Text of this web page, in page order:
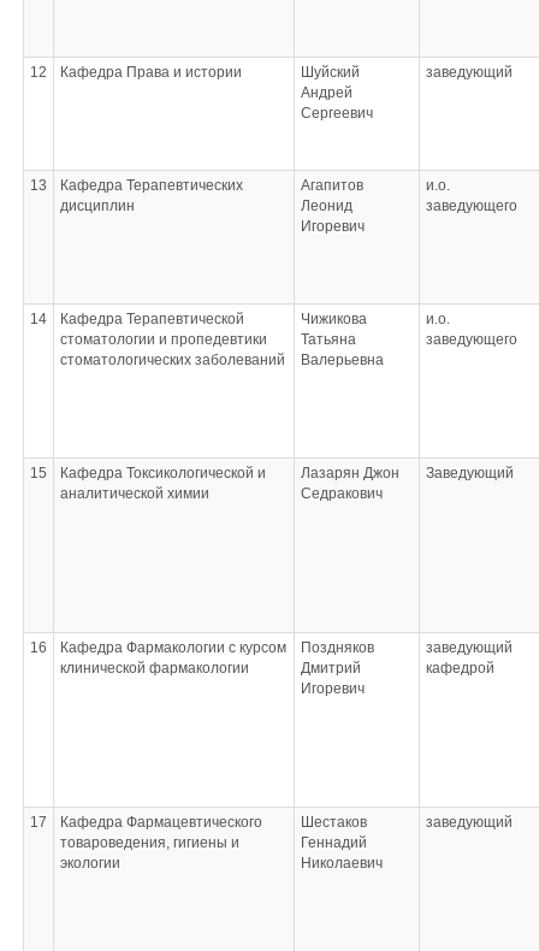
12 Кафедра Права и истории
Шуйский
Андрей
Сергеевич
заведующий
13
Кафедра Терапевтических
дисциплин
Агапитов
Леонид
Игоревич
и.о.
заведующего
14
Кафедра Терапевтической
стоматологии и пропедевтики
стоматологических заболеваний
Чижикова
Татьяна
Валерьевна
и.о.
заведующего
15
Кафедра Токсикологической и
аналитической химии
Лазарян Джон
Седракович
Заведующий
16
Кафедра Фармакологии с курсом
клинической фармакологии
Поздняков
Дмитрий
Игоревич
заведующий
кафедрой
17
Кафедра Фармацевтического
товароведения, гигиены и
экологии
Шестаков
Геннадий
Николаевич
заведующий